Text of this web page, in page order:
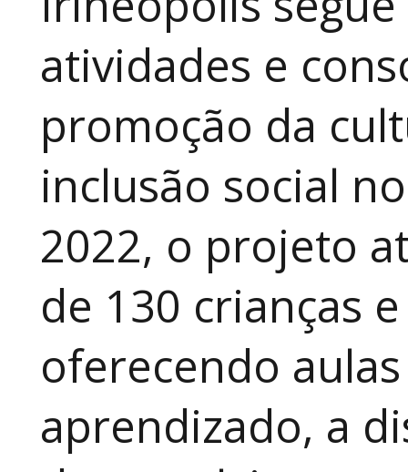
atividades e
promoção da
inclusão social
2022, o projeto
de 130 crianças
oferecendo
aprendizado, a